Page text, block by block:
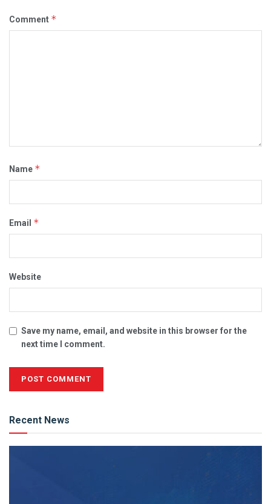
Comment *
Name *
Email *
Website
Save my name, email, and website in this browser for the
next time I comment.
Recent News